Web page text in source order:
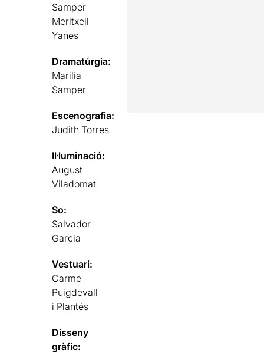
Samper
Meritxell
Yanes
Dramatúrgia:
Marilia
Samper
Escenografia:
Judith Torres
Il·luminació:
August
Viladomat
So:
Salvador
Garcia
Vestuari:
Carme
Puigdevall
i Plantés
Disseny
gràfic: